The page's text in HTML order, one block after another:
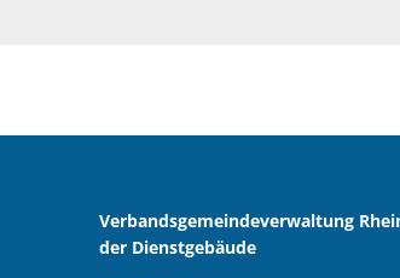
Verbandsgemeindeverwaltung
der Dienstgebäude